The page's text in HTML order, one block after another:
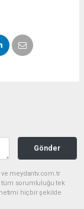
Gönder
meydantv.com.tr
tüm sorumluluğu tek
hiçbir şekilde